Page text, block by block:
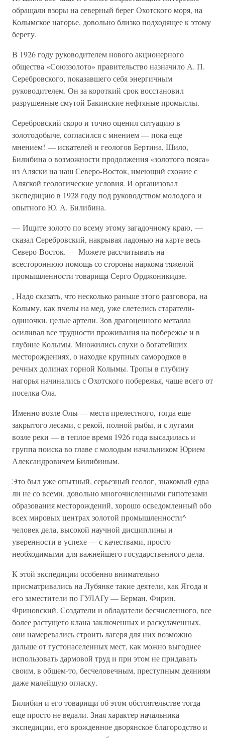
обращали взоры на северный берег Охотского моря, на
Колымское нагорье, довольно близко подходящее к этому
берегу.
В 1926 году руководителем нового акционерного
общества «Союззолото» правительство назначило А. П.
Серебровского, показавшего себя энергичным
руководителем. Он за короткий срок восстановил
разрушенные смутой Бакинские нефтяные промыслы.
Серебровский скоро и точно оценил ситуацию в
золотодобыче, согласился с мнением — пока еще
мнением! — искателей и геологов Бертина, Шило,
Билибина о возможности продолжения «золотого пояса»
из Аляски на наш Северо-Восток, имеющий схожие с
Аляской геологические условия. И организовал
экспедицию в 1928 году под руководством молодого и
опытного Ю. А. Билибина.
— Ищите золото по всему этому загадочному краю, —
сказал Серебровский, накрывая ладонью на карте весь
Северо-Восток. — Можете рассчитывать на
всестороннюю помощь со стороны наркома тяжелой
промышленности товарища Серго Орджоникидзе.
, Надо сказать, что несколько раньше этого разговора, на
Колыму, как пчелы на мед, уже слетелись старатели-
одиночки, целые артели. Зов драгоценного металла
осиливал все трудности проживания на побережье и в
глубине Колымы. Множились слухи о богатейших
месторождениях, о находке крупных самородков в
речных долинах горной Колымы. Тропы в глубину
нагорья начинались с Охотского побережья, чаще всего от
поселка Ола.
Именно возле Олы — места прелестного, тогда еще
закрытого лесами, с рекой, полной рыбы, и с лугами
возле реки — в теплое время 1926 года высадилась и
группа поиска во главе с молодым начальником Юрием
Александровичем Билибиным.
Это был уже опытный, серьезный геолог, знакомый едва
ли не со всеми, довольно многочисленными гипотезами
образования месторождений, хорошо осведомленный обо
всех мировых центрах золотой промышленности^
человек дела, высокой научной дисциплины и
уверенности в успехе — с качествами, просто
необходимыми для важнейшего государственного дела.
К этой экспедиции особенно внимательно
присматривались на Лубянке такие деятели, как Ягода и
его заместители по ГУЛАГу — Берман, Фирин,
Фриновский. Создатели и обладатели бесчисленного, все
более растущего клана заключенных и раскулаченных,
они намеревались строить лагеря для них возможно
дальше от густонаселенных мест, как можно выгоднее
использовать дармовой труд и при этом не придавать
своим, в общем-то, бесчеловечным, преступным деяниям
даже малейшую огласку.
Билибин и его товарищи об этом обстоятельстве тогда
еще просто не ведали. Зная характер начальника
экспедиции, его врожденное дворянское благородство и